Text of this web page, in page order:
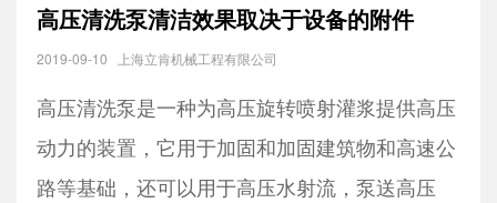
高压清洗泵清洁效果取决于设备的附件
2019-09-10 上海立肯机械工程有限公司
高压清洗泵是一种为高压旋转喷射灌浆提供高压
动力的装置，它用于加固和加固建筑物和高速公
路等基础，还可以用于高压水射流，泵送高压